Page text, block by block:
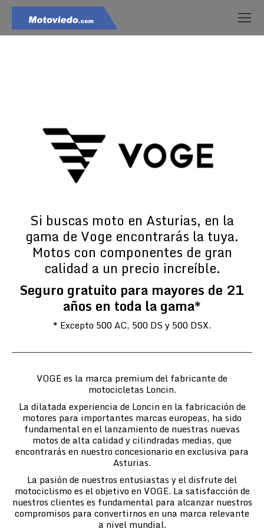
Si buscas moto en Asturias, en la
gama de Voge encontrarás la tuya.
Motos con componentes de gran
calidad a un precio increíble.
Seguro gratuito para mayores de 21
años en toda la gama*
* Excepto 500 AC, 500 DS y 500 DSX.
VOGE es la marca premium del fabricante de
motocicletas Loncin.
La dilatada experiencia de Loncin en la fabricación de
motores para importantes marcas europeas, ha sido
fundamental en el lanzamiento de nuestras nuevas
motos de alta calidad y cilindradas medias, que
encontrarás en nuestro concesionario en exclusiva para
Asturias.
La pasión de nuestros entusiastas y el disfrute del
motociclismo es el objetivo en VOGE. La satisfacción de
nuestros clientes es fundamental para alcanzar nuestros
compromisos para convertirnos en una marca relevante
a nivel mundial.